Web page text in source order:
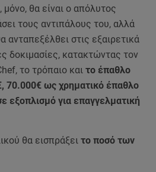
μόνο, θα είναι ο απόλυτος
τους αντιπάλους του, αλλά
ανταπεξέλθει στις εξαιρετικά
δοκιμασίες, κατακτώντας τον
το τρόπαιο και το έπαθλο
70.000€ ως χρηματικό έπαθλο
εξοπλισμό για επαγγελματική
θα εισπράξει το ποσό των